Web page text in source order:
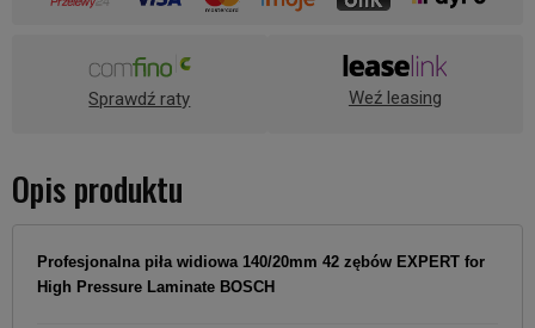
Sprawdź raty Weź leasing
Opis produktu
Profesjonalna piła widiowa 140/20mm 42 zębów EXPERT for
High Pressure Laminate BOSCH